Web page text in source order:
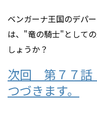
ベンガーナ王国のデパ
は、"竜の騎士"として
しょうか？
次回 第７７話
つづきます。